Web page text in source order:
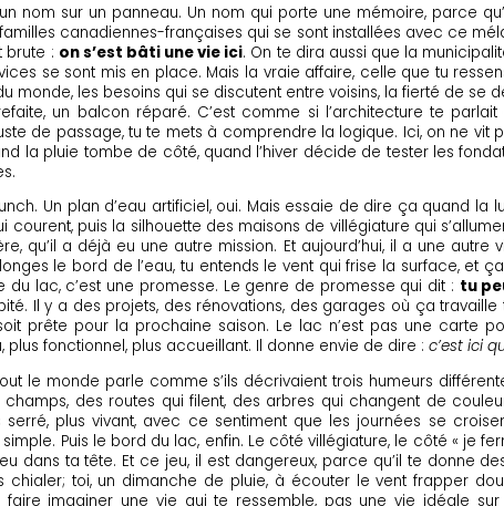
un nom sur un panneau. Un nom qui porte une mémoire, parce
canadiennes-françaises qui se sont installées avec ce
brute : on s’est bâti une vie ici. On te dira aussi que la
se sont mis en place. Mais la vraie affaire, celle que tu
monde, les besoins qui se discutent entre voisins, la fierté de se
un balcon réparé. C’est comme si l’architecture te
de passage, tu te mets à comprendre la logique. Ici, on ne vit
la pluie tombe de côté, quand l’hiver décide de tester les
Un plan d’eau artificiel, oui. Mais essaie de dire ça quand la
courent, puis la silhouette des maisons de villégiature qui
a déjà eu une autre mission. Et aujourd’hui, il a une autre
le bord de l’eau, tu entends le vent qui frise la surface, et
lac, c’est une promesse. Le genre de promesse qui dit : tu
Il y a des projets, des rénovations, des garages où ça
prête pour la prochaine saison. Le lac n’est pas une carte
fonctionnel, plus accueillant. Il donne envie de dire : c’est ici
le monde parle comme s’ils décrivaient trois humeurs
des routes qui filent, des arbres qui changent de
serré, plus vivant, avec ce sentiment que les journées se
Puis le bord du lac, enfin. Le côté villégiature, le côté « je
dans ta tête. Et ce jeu, il est dangereux, parce qu’il te donne
chialer; toi, un dimanche de pluie, à écouter le vent frapper
faire imaginer une vie qui te ressemble, pas une vie idéale